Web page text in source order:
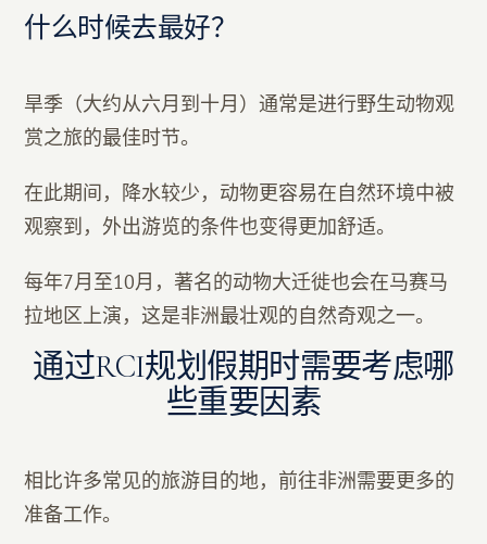
什么时候去最好？
旱季（大约从六月到十月）通常是进行野生动物观
赏之旅的最佳时节。
在此期间，降水较少，动物更容易在自然环境中被
观察到，外出游览的条件也变得更加舒适。
每年7月至10月，著名的动物大迁徙也会在马赛马
拉地区上演，这是非洲最壮观的自然奇观之一。
通过RCI规划假期时需要考虑哪
些重要因素
相比许多常见的旅游目的地，前往非洲需要更多的
准备工作。